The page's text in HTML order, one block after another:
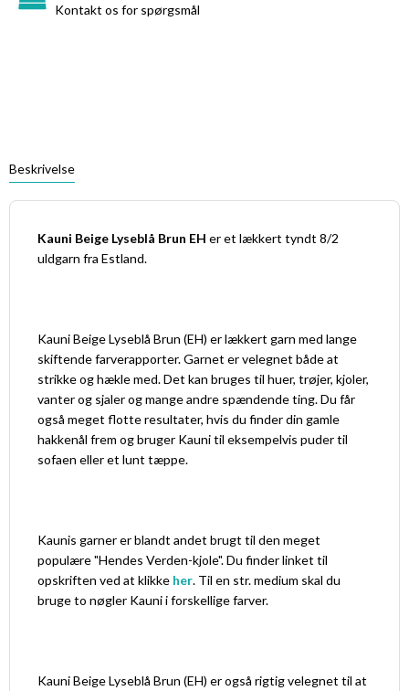
Kontakt os for spørgsmål
Beskrivelse
Kauni Beige Lyseblå Brun EH er et lækkert tyndt 8/2
uldgarn fra Estland.
Kauni Beige Lyseblå Brun (EH) er lækkert garn med lange
skiftende farverapporter. Garnet er velegnet både at
strikke og hækle med. Det kan bruges til huer, trøjer, kjoler,
vanter og sjaler og mange andre spændende ting. Du får
også meget flotte resultater, hvis du finder din gamle
hakkenål frem og bruger Kauni til eksempelvis puder til
sofaen eller et lunt tæppe.
Kaunis garner er blandt andet brugt til den meget
populære "Hendes Verden-kjole". Du finder linket til
opskriften ved at klikke her. Til en str. medium skal du
bruge to nøgler Kauni i forskellige farver.
Kauni Beige Lyseblå Brun (EH) er også rigtig velegnet til at